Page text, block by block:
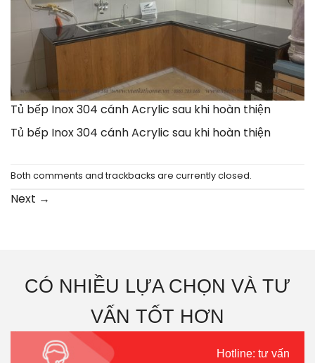
Tủ bếp Inox 304 cánh Acrylic sau khi hoàn thiện
Tủ bếp Inox 304 cánh Acrylic sau khi hoàn thiện
Both comments and trackbacks are currently closed.
Next →
CÓ NHIỀU LỰA CHỌN VÀ TƯ
VẤN TỐT HƠN
Hotline: tư vấn